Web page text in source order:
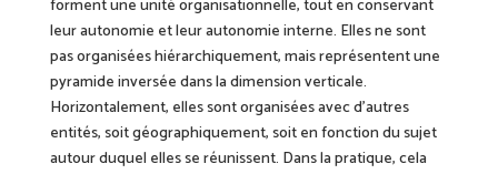
forment une unité organisationnelle, tout en conservant
leur autonomie et leur autonomie interne. Elles ne sont
pas organisées hiérarchiquement, mais représentent une
pyramide inversée dans la dimension verticale.
Horizontalement, elles sont organisées avec d’autres
entités, soit géographiquement, soit en fonction du sujet
autour duquel elles se réunissent. Dans la pratique, cela